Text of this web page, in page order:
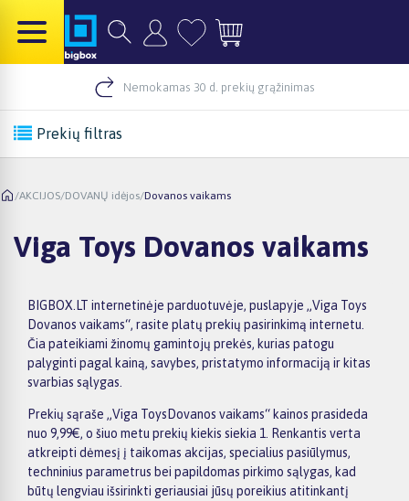
Nemokamas 30 d. prekių grąžinimas
Prekių filtras
/AKCIJOS/DOVANŲ idėjos/Dovanos vaikams
Viga Toys Dovanos vaikams
BIGBOX.LT internetinėje parduotuvėje, puslapyje „Viga Toys
Dovanos vaikams“, rasite platų prekių pasirinkimą internetu.
Čia pateikiami žinomų gamintojų prekės, kurias patogu
palyginti pagal kainą, savybes, pristatymo informaciją ir kitas
svarbias sąlygas.
Prekių sąraše „Viga ToysDovanos vaikams“ kainos prasideda
nuo 9,99€, o šiuo metu prekių kiekis siekia 1. Renkantis verta
atkreipti dėmesį į taikomas akcijas, specialius pasiūlymus,
techninius parametrus bei papildomas pirkimo sąlygas, kad
būtų lengviau išsirinkti geriausiai jūsų poreikius atitinkantį